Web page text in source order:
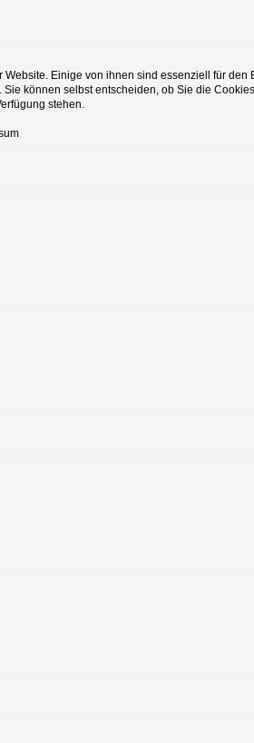
Website. Einige von ihnen sind essenziell für
können selbst entscheiden, ob Sie die
stehen.